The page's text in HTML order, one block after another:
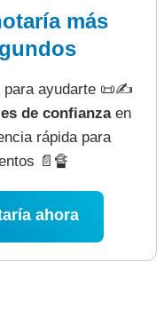
más
para ayudarte 📜✍
de confianzaen
rápida para
📄🔏
ahora